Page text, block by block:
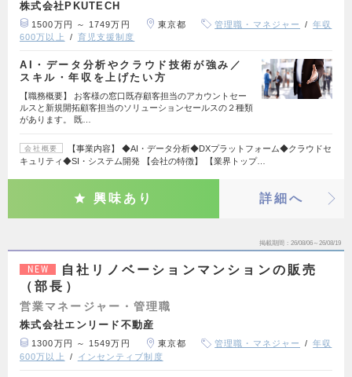
株式会社PKUTECH
1500万円 ～ 1749万円 東京都 管理職・マネジャー
年収
600万以上
育児支援制度
AI・データ分析やクラウド技術が強み／
スキル・年収を上げたい方
【職務概要】 お客様の窓口既存顧客担当のアカウントセー
ルスと新規開拓顧客担当のソリューションセールスの２種類
があります。 既…
会社概要
【事業内容】 ◆AI・データ分析◆DXプラットフォーム◆クラウドセ
キュリティ◆SI・システム開発 【会社の特徴】 【業界トップ…
興味あり 詳細へ
掲載期間 26/08/06～26/08/19
NEW
自社リノベーションマンションの販売
（部長）
営業マネージャー・管理職
株式会社エンリード不動産
1300万円 ～ 1549万円 東京都 管理職・マネジャー
年収
600万以上
インセンティブ制度